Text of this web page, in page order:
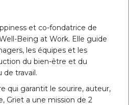
et co-fondatrice de
Being at Work. Elle guide
les équipes et les
du bien-être et du
de travail.
qui garantit le sourire, auteur,
Griet a une mission de 2